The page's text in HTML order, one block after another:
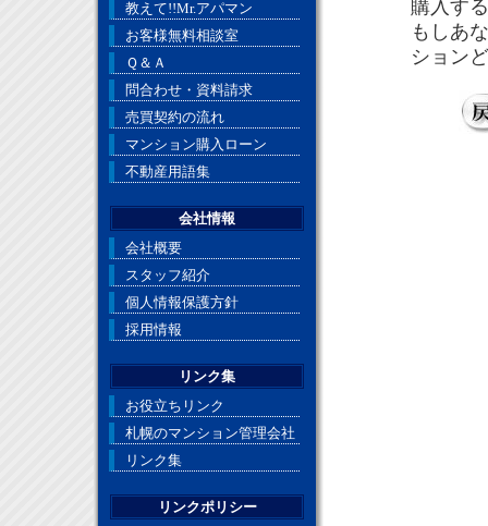
購入す
もしあ
ション
教えて!!Mr.アパマン
お客様無料相談室
Ｑ＆Ａ
問合わせ・資料請求
売買契約の流れ
マンション購入ローン
不動産用語集
会社情報
会社概要
スタッフ紹介
個人情報保護方針
採用情報
リンク集
お役立ちリンク
札幌のマンション管理会社
リンク集
リンクポリシー